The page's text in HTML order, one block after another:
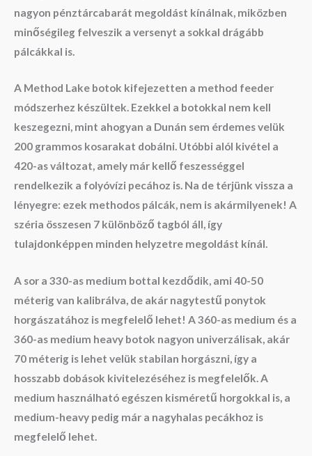
nagyon pénztárcabarát megoldást kínálnak, miközben
minőségileg felveszik a versenyt a sokkal drágább
pálcákkal is.
A Method Lake botok kifejezetten a method feeder
módszerhez készültek. Ezekkel a botokkal nem kell
keszegezni, mint ahogyan a Dunán sem érdemes velük
200 grammos kosarakat dobálni. Utóbbi alól kivétel a
420-as változat, amely már kellő feszességgel
rendelkezik a folyóvízi pecához is. Na de térjünk vissza a
lényegre: ezek methodos pálcák, nem is akármilyenek! A
széria összesen 7 különböző tagból áll, így
tulajdonképpen minden helyzetre megoldást kínál.
A sor a 330-as medium bottal kezdődik, ami 40-50
méterig van kalibrálva, de akár nagytestű ponytok
horgászatához is megfelelő lehet! A 360-as medium és a
360-as medium heavy botok nagyon univerzálisak, akár
70 méterig is lehet velük stabilan horgászni, így a
hosszabb dobások kivitelezéséhez is megfelelők. A
medium használható egészen kisméretű horgokkal is, a
medium-heavy pedig már a nagyhalas pecákhoz is
megfelelő lehet.